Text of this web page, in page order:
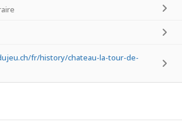
fr/history/chateau-la-tour-de-